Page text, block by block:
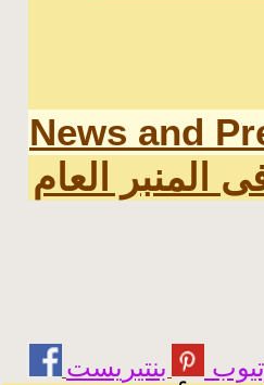
News and
المنبر العام